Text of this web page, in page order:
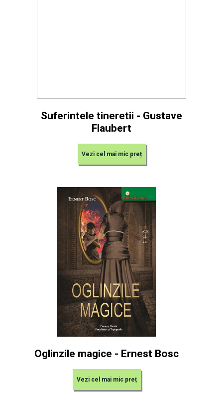
Suferintele tineretii - Gustave
Flaubert
Vezi cel mai mic preț
Oglinzile magice - Ernest Bosc
Vezi cel mai mic preț